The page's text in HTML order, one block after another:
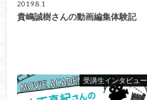
2019.8.1
貴嶋誠樹さんの動画編集体験記
受講生インタビュー